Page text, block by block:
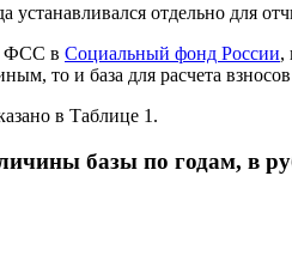
устанавливался отдельно
ФСС в Социальный фонд России,
то и база для расчета
в Таблице 1.
базы по годам, в